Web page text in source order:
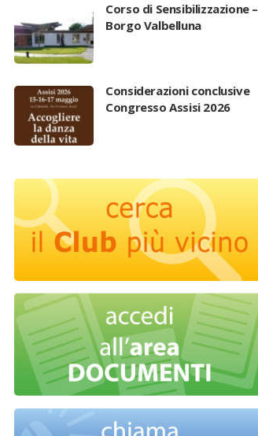
Corso di Sensibilizzazione –
Borgo Valbelluna
Considerazioni conclusive
Congresso Assisi 2026